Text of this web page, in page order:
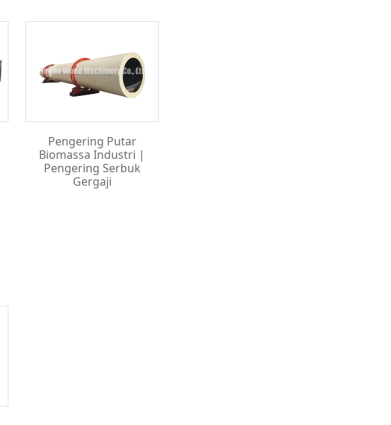
Pengering Putar
Biomassa Industri |
Pengering Serbuk
Gergaji